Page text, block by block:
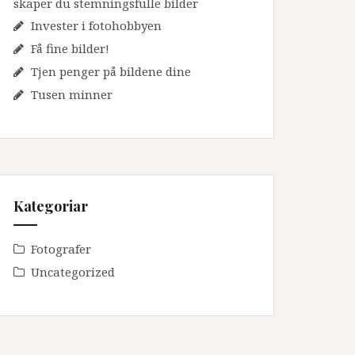
skaper du stemningsfulle bilder
Invester i fotohobbyen
Få fine bilder!
Tjen penger på bildene dine
Tusen minner
Kategoriar
Fotografer
Uncategorized